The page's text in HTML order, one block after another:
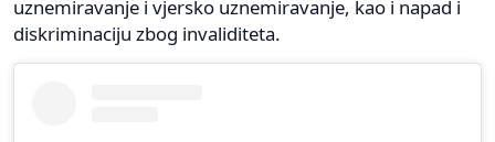
uznemiravanje i vjersko uznemiravanje, kao i napad i
diskriminaciju zbog invaliditeta.